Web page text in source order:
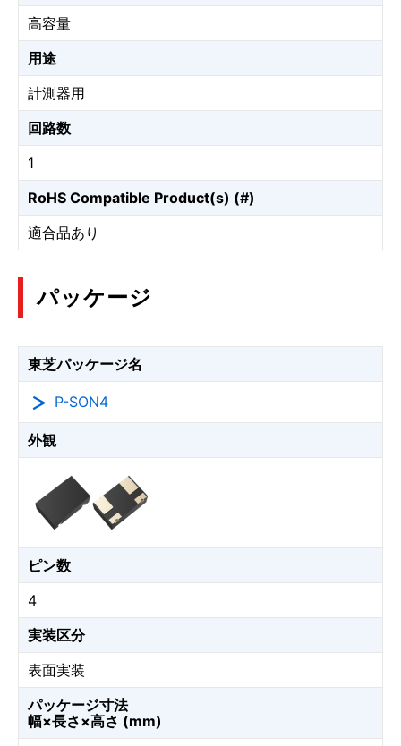
高容量
用途
計測器用
回路数
1
RoHS Compatible Product(s) (#)
適合品あり
パッケージ
東芝パッケージ名
P-SON4
外観
ピン数
4
実装区分
表面実装
パッケージ寸法
幅×長さ×高さ (mm)